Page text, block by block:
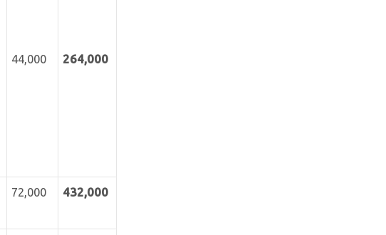
44,000 264,000
72,000 432,000